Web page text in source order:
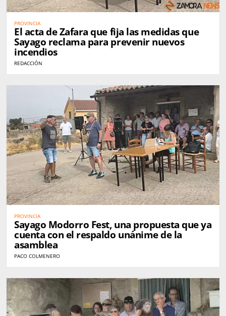
PROVINCIA
El acta de Zafara que fija las medidas que
Sayago reclama para prevenir nuevos
incendios
REDACCIÓN
PROVINCIA
Sayago Modorro Fest, una propuesta que ya
cuenta con el respaldo unánime de la
asamblea
PACO COLMENERO